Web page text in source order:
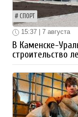
СПОРТ
15:37 | 7 августа
В Каменске-
строительство